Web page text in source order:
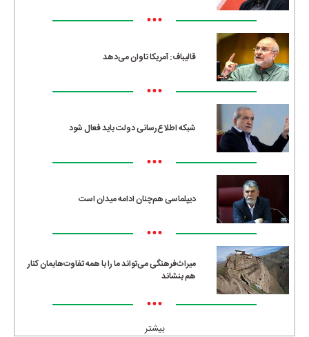
•••
قالیباف: آمریکا تاوان می‌دهد
•••
شبکه اطلاع‌رسانی دولت باید فعال شود
•••
دیپلماسی هم‌چنان ادامه میدان است
•••
میراث‌فرهنگی می‌تواند ما را با همه تفاوت‌هایمان کنار
هم بنشاند
•••
بیشتر